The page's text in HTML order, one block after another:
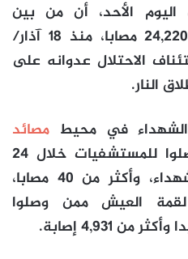
اليوم الأحد، أن من بين
الحصيلة 6,860 شهيدا، و24,220 مصابا، منذ 18 آذار/
الاحتلال عدوانه على
النار.
في محيط مصائد
الذين وصلوا للمستشفيات خلال 24
ساعة الماضية بلغت 8 شهداء، وأكثر من 40 مصابا،
العيش ممن وصلوا